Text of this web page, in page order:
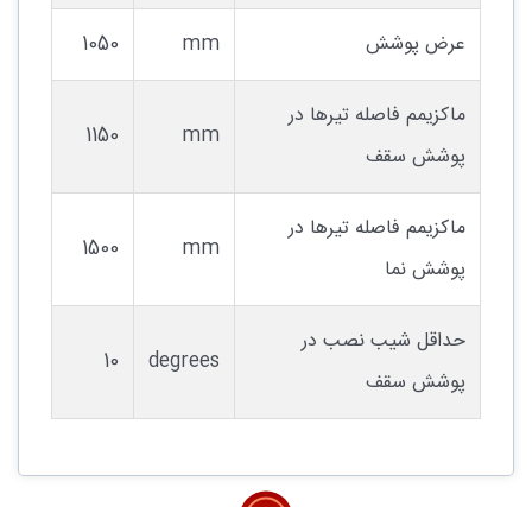
عرض پوشش mm
1050
ماکزیمم فاصله تیرها در
پوشش سقف
mm
1150
ماکزیمم فاصله تیرها در
پوشش نما
mm
1500
حداقل شیب نصب در
پوشش سقف
degrees
10